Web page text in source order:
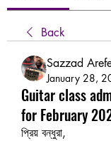
Back
Sazzad
January 28,
Guitar class
for February
প্রিয় বন্ধুরা,